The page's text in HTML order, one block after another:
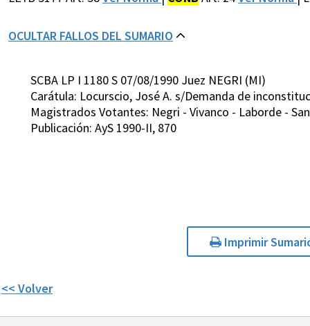
OCULTAR FALLOS DEL SUMARIO
SCBA LP I 1180 S 07/08/1990 Juez NEGRI (MI)
Carátula: Locurscio, José A. s/Demanda de
Magistrados Votantes: Negri - Vivanco - Laborde -
Publicación: AyS 1990-II, 870
Imprimir
<< Volver